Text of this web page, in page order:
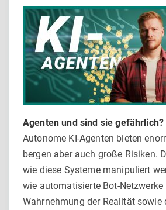
Agenten und sind sie gefährlich?
Autonome KI-Agenten bieten
bergen aber auch große Risiken.
wie diese Systeme manipuliert
wie automatisierte Bot-Netzwerke
Wahrnehmung der Realität